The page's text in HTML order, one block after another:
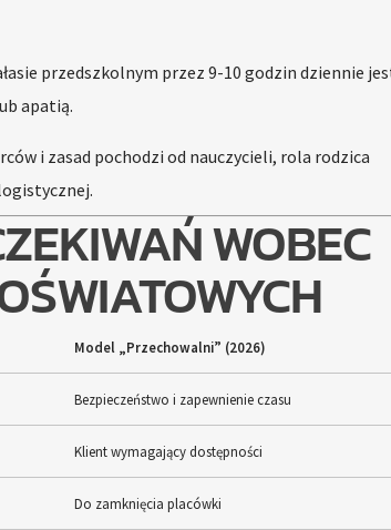
przedszkolnym przez 9-10 godzin dziennie
apatią.
i zasad pochodzi od nauczycieli, rola rodzica
WOBEC
Model „Przechowalni” (2026)
Bezpieczeństwo i zapewnienie czasu
Klient wymagający dostępności
Do zamknięcia placówki